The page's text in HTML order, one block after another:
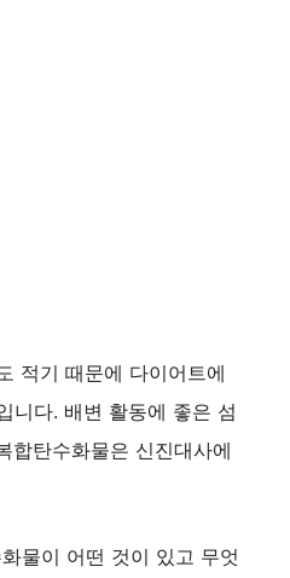
적기 때문에 다이어트에
니다. 배변 활동에 좋은 섬
합탄수화물은 신진대사에
물이 어떤 것이 있고 무엇